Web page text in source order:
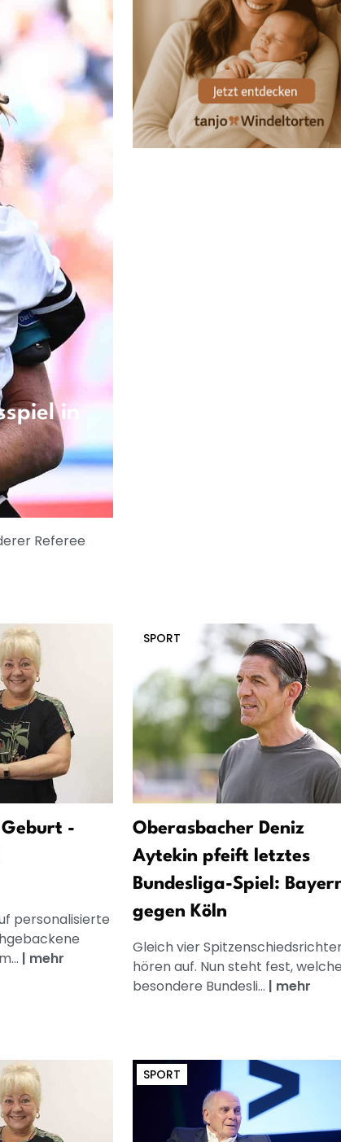
in
Referee
Geburt -
personalisierte
| mehr
SPORT
Oberasbacher Deniz
Aytekin pfeift letztes
Bundesliga-Spiel:
gegen Köln
Gleich vier
hören auf. Nun steht fest,
besondere Bundesli... | mehr
SPORT